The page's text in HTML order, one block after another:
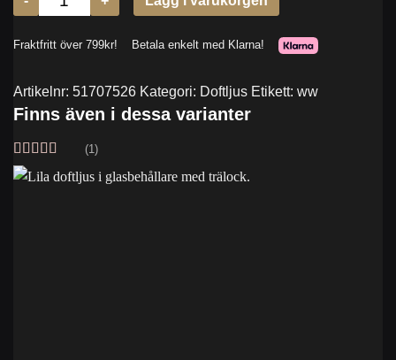
Artikelnr: 51707526 Kategori: Doftljus Etikett: ww
Finns även i dessa varianter
Betygsatt 5
av 5
(1)